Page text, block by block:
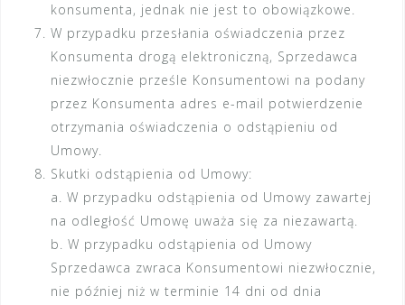
konsumenta, jednak nie jest to obowiązkowe.
W przypadku przesłania oświadczenia przez
Konsumenta drogą elektroniczną, Sprzedawca
niezwłocznie prześle Konsumentowi na podany
przez Konsumenta adres e-mail potwierdzenie
otrzymania oświadczenia o odstąpieniu od
Umowy.
Skutki odstąpienia od Umowy:
a. W przypadku odstąpienia od Umowy zawartej
na odległość Umowę uważa się za niezawartą.
b. W przypadku odstąpienia od Umowy
Sprzedawca zwraca Konsumentowi niezwłocznie,
nie później niż w terminie 14 dni od dnia